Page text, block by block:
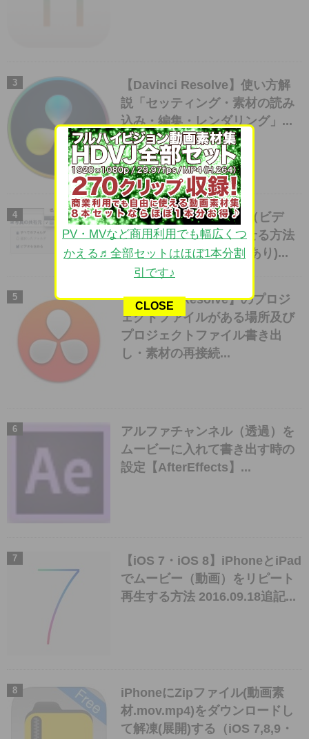
【Davinci Resolve】使い方解
説「セッティング・素材の読み
込み・編集・レンダリング」...
iPadで特定のムービー（ビデ
オ）を延々とループさせる方法
(2013.9.19 iOS7で追記あり)...
【Davinci Resolve】のプロジ
ェクトファイルがある場所及び
プロジェクトファイル書き出
し・素材の再接続...
アルファチャンネル（透過）を
ムービーに入れて書き出す時の
設定【AfterEffects】...
【iOS 7・iOS 8】iPhoneとiPad
でムービー（動画）をリピート
再生する方法 2016.09.18追記...
iPhoneにZipファイル(動画素
材.mov.mp4)をダウンロードし
て解凍(展開)する（iOS 7,8,9・
PV・MVなど商用利用でも幅広くつ
かえる♬全部セットはほぼ1本分割
引です♪
CLOSE